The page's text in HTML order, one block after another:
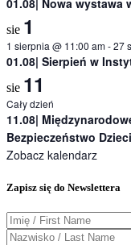
sie 1
1 sierpnia @ 11:00 am-27
01.08| Sierpień w
sie 11
Cały dzień
11.08|
Bezpieczeństwo
Zobacz kalendarz
Zapisz się do Newslettera